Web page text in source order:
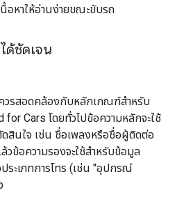
นื้อหาให้อ่านง่ายขณะขับรถ
ด้ชัดเจน
วรสอดคล้องกับหลักเกณฑ์สำหรับ
Cars โดยทั่วไปข้อความหลักจะใช้
สินใจ เช่น ชื่อเพลงหรือชื่อผู้ติดต่อ
วข้อความรองจะใช้สำหรับข้อมูล
ะเภทการโทร (เช่น "อุปกรณ์